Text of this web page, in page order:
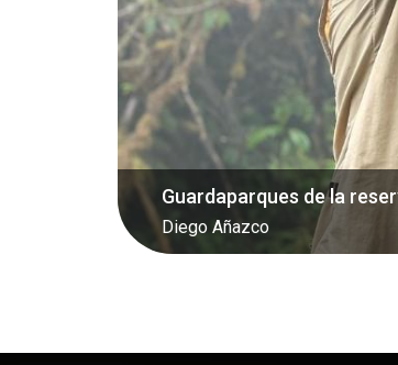
Miconias en la reserva
Diego Añazco